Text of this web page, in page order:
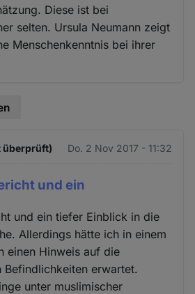
Diese ist bei
selten. Ursula Neumann zeigt
Menschenkenntnis bei ihrer
überprüft) Do. 2 Nov 2017 - 11:32
und ein
und ein tiefer Einblick in die
Allerdings hätte ich in einem
einen Hinweis auf die
Befindlichkeiten erwartet.
unter muslimischer